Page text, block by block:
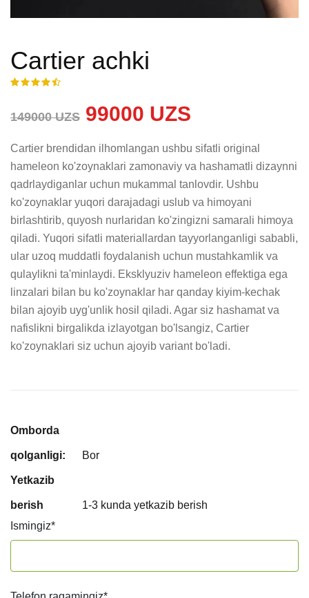
Cartier achki
149000 UZS 99000 UZS
Cartier brendidan ilhomlangan ushbu sifatli original
hameleon ko'zoynaklari zamonaviy va hashamatli dizaynni
qadrlaydiganlar uchun mukammal tanlovdir. Ushbu
ko'zoynaklar yuqori darajadagi uslub va himoyani
birlashtirib, quyosh nurlaridan ko'zingizni samarali himoya
qiladi. Yuqori sifatli materiallardan tayyorlanganligi sababli,
ular uzoq muddatli foydalanish uchun mustahkamlik va
qulaylikni ta'minlaydi. Eksklyuziv hameleon effektiga ega
linzalari bilan bu ko'zoynaklar har qanday kiyim-kechak
bilan ajoyib uyg'unlik hosil qiladi. Agar siz hashamat va
nafislikni birgalikda izlayotgan bo'lsangiz, Cartier
ko'zoynaklari siz uchun ajoyib variant bo'ladi.
Omborda
qolganligi: Bor
Yetkazib
berish
1-3 kunda yetkazib berish
Ismingiz*